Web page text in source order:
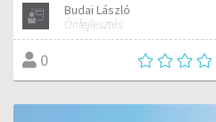
Budai László
Önfejlesztés
0